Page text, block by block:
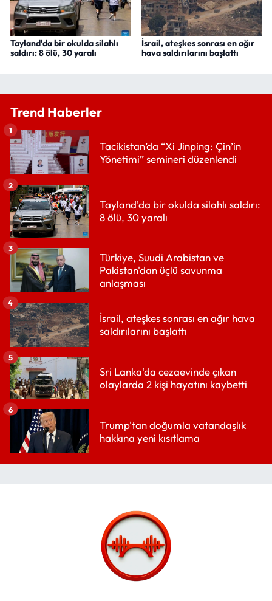
Tayland'da bir okulda silahlı
saldırı: 8 ölü, 30 yaralı
İsrail, ateşkes sonrası en ağır
hava saldırılarını başlattı
Trend Haberler
Tacikistan’da “Xi Jinping: Çin’in
Yönetimi” semineri düzenlendi
1
Tayland'da bir okulda silahlı saldırı:
8 ölü, 30 yaralı
2
Türkiye, Suudi Arabistan ve
Pakistan'dan üçlü savunma
anlaşması
3
İsrail, ateşkes sonrası en ağır hava
saldırılarını başlattı
4
Sri Lanka'da cezaevinde çıkan
olaylarda 2 kişi hayatını kaybetti
5
Trump'tan doğumla vatandaşlık
hakkına yeni kısıtlama
6